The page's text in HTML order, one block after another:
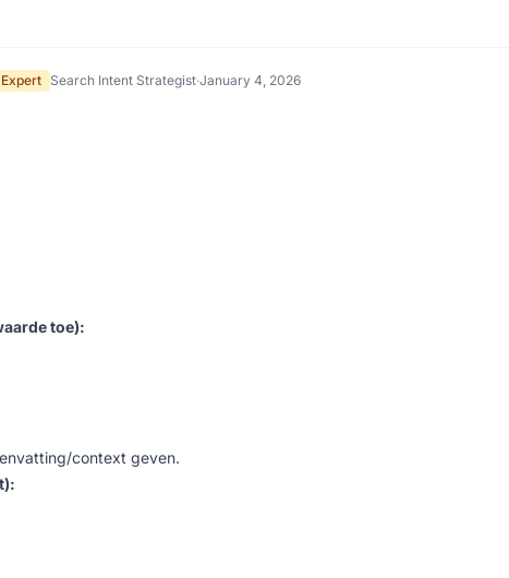
Expert Search Intent Strategist·January 4, 2026
toe):
context geven.